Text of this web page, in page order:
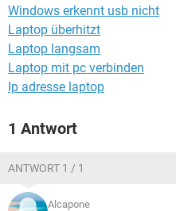
Windows erkennt usb nicht
Laptop überhitzt
Laptop langsam
Laptop mit pc verbinden
Ip adresse laptop
1 Antwort
ANTWORT 1 / 1
Alcapone